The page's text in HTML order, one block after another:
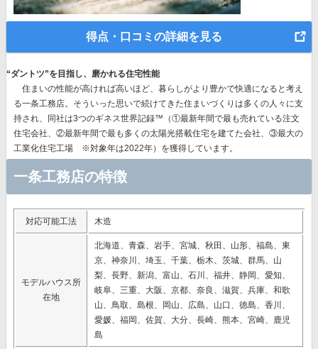
得点・口コミの詳細を見る
“ダントツ”を目指し、磨かれる住宅性能
住まいの性能が高ければ高いほど、暮らしがより豊かで快適になると考え
る一条工務店。そういった思いで続けてきた住まいづくりは多くの人々に支
持され、同社は3つのギネス世界記録™（①最新年間で最も売れている注文
住宅会社、②最新年間で最も多くの太陽光搭載住宅を建てた会社、③最大の
工業化住宅工場 ※対象年は2022年）を獲得しています。
一条工務店の特徴
対応可能工法 木造
モデルハウス所
在地
北海道、青森、岩手、宮城、秋田、山形、福島、東
京、神奈川、埼玉、千葉、栃木、茨城、群馬、山
梨、長野、新潟、富山、石川、福井、静岡、愛知、
岐阜、三重、大阪、京都、奈良、滋賀、兵庫、和歌
山、鳥取、島根、岡山、広島、山口、徳島、香川、
愛媛、福岡、佐賀、大分、長崎、熊本、宮崎、鹿児
島